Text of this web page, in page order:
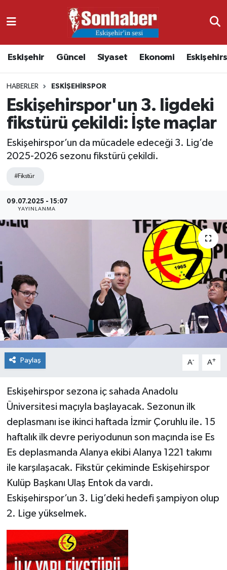
Eskişehir Güncel Siyaset Ekonomi
HABERLER ESKIŞEHIRSPOR
Eskişehirspor'un 3. ligdeki
fikstürü çekildi: İşte maçlar
Eskişehirspor’un da mücadele edeceği 3. Lig’de
2025-2026 sezonu fikstürü çekildi.
#Fikstür
09.07.2025 - 15:07
YAYINLANMA
Paylaş A- A+
Eskişehirspor sezona iç sahada Anadolu
Üniversitesi maçıyla başlayacak. Sezonun ilk
deplasmanı ise ikinci haftada İzmir Çoruhlu ile. 15
haftalık ilk devre periyodunun son maçında ise Es
Es deplasmanda Alanya ekibi Alanya 1221 takımı
ile karşılaşacak. Fikstür çekiminde Eskişehirspor
Kulüp Başkanı Ulaş Entok da vardı.
Eskişehirspor’un 3. Lig’deki hedefi şampiyon olup
2. Lige yükselmek.
Ekonomi
Güncel
Kültür & Sanat
Sağlık
Nöbetçi Eczaneler
Namaz Vakitleri
Trafik Durumu
Süper Lig Puan Durumu ve Fikstür
Haber Arşivi